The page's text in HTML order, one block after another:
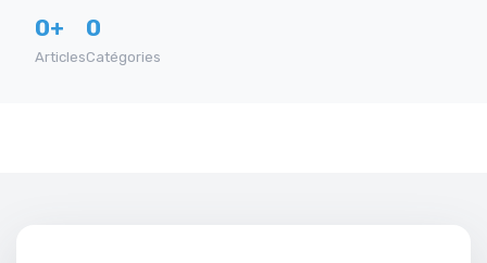
0+
Articles
0
Catégories